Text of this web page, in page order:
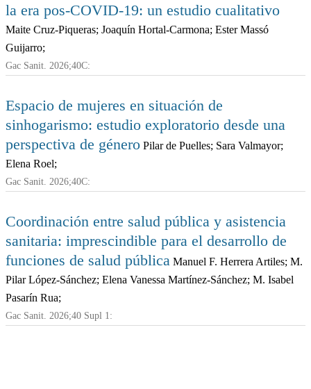
la era pos-COVID-19: un estudio cualitativo
Maite Cruz-Piqueras; Joaquín Hortal-Carmona; Ester Massó
Guijarro;
Gac Sanit. 2026;40C:
Espacio de mujeres en situación de
sinhogarismo: estudio exploratorio desde una
perspectiva de género Pilar de Puelles; Sara Valmayor;
Elena Roel;
Gac Sanit. 2026;40C:
Coordinación entre salud pública y asistencia
sanitaria: imprescindible para el desarrollo de
funciones de salud pública Manuel F. Herrera Artiles; M.
Pilar López-Sánchez; Elena Vanessa Martínez-Sánchez; M. Isabel
Pasarín Rua;
Gac Sanit. 2026;40 Supl 1: